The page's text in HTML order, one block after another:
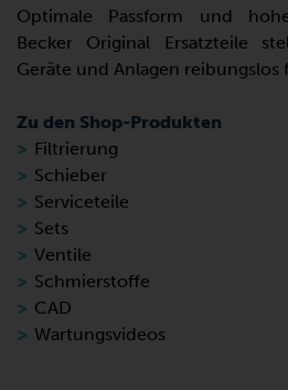
Optimale Passform und
Becker Original Ersatzteile
Geräte und Anlagen
Zu den Shop-Produkten
Filtrierung
Schieber
Serviceteile
Sets
Ventile
Schmierstoffe
CAD
Wartungsvideos